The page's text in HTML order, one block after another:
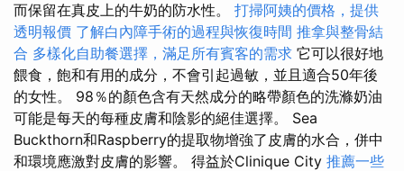
而保留在真皮上的牛奶的防水性。 打掃阿姨的價格，提供
透明報價 了解白內障手術的過程與恢復時間 推拿與整骨結
合 多樣化自助餐選擇，滿足所有賓客的需求 它可以很好地
餵食，飽和有用的成分，不會引起過敏，並且適合50年後
的女性。 98％的顏色含有天然成分的略帶顏色的洗滌奶油
可能是每天的每種皮膚和陰影的絕佳選擇。 Sea
Buckthorn和Raspberry的提取物增強了皮膚的水合，併中
和環境應激對皮膚的影響。 得益於Clinique City 推薦一些